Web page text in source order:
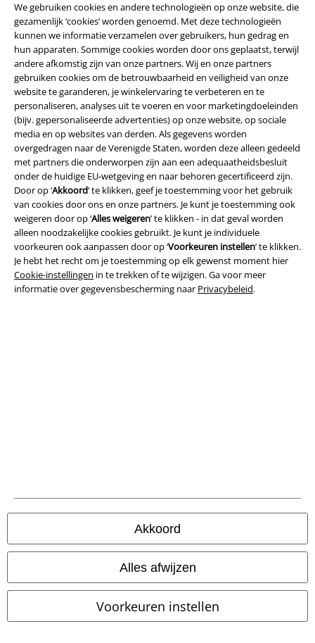
We gebruiken cookies en andere technologieën op onze website, die
gezamenlijk ‘cookies’ worden genoemd. Met deze technologieën
kunnen we informatie verzamelen over gebruikers, hun gedrag en
hun apparaten. Sommige cookies worden door ons geplaatst, terwijl
andere afkomstig zijn van onze partners. Wij en onze partners
gebruiken cookies om de betrouwbaarheid en veiligheid van onze
website te garanderen, je winkelervaring te verbeteren en te
personaliseren, analyses uit te voeren en voor marketingdoeleinden
(bijv. gepersonaliseerde advertenties) op onze website, op sociale
media en op websites van derden. Als gegevens worden
overgedragen naar de Verenigde Staten, worden deze alleen gedeeld
met partners die onderworpen zijn aan een adequaatheidsbesluit
onder de huidige EU-wetgeving en naar behoren gecertificeerd zijn.
Door op ‘Akkoord’ te klikken, geef je toestemming voor het gebruik
van cookies door ons en onze partners. Je kunt je toestemming ook
weigeren door op ‘Alles weigeren’ te klikken - in dat geval worden
alleen noodzakelijke cookies gebruikt. Je kunt je individuele
voorkeuren ook aanpassen door op ‘Voorkeuren instellen’ te klikken.
Je hebt het recht om je toestemming op elk gewenst moment hier
Cookie-instellingen in te trekken of te wijzigen. Ga voor meer
informatie over gegevensbescherming naar Privacybeleid.
Akkoord
Alles afwijzen
Voorkeuren instellen
Download gratis de nieuwe large app en profiteer van alle nieuwe
functies en voordelen!
A Warner Music Group Company
Beveiliging
Informatie over toegankelijkheid